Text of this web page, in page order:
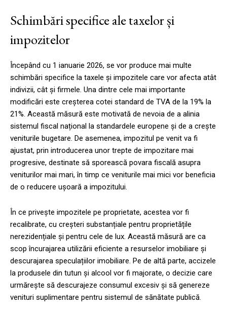
Schimbări specifice ale taxelor și
impozitelor
Începând cu 1 ianuarie 2026, se vor produce mai multe
schimbări specifice la taxele și impozitele care vor afecta atât
indivizii, cât și firmele. Una dintre cele mai importante
modificări este creșterea cotei standard de TVA de la 19% la
21%. Această măsură este motivată de nevoia de a alinia
sistemul fiscal național la standardele europene și de a crește
veniturile bugetare. De asemenea, impozitul pe venit va fi
ajustat, prin introducerea unor trepte de impozitare mai
progresive, destinate să sporească povara fiscală asupra
veniturilor mai mari, în timp ce veniturile mai mici vor beneficia
de o reducere ușoară a impozitului.
În ce privește impozitele pe proprietate, acestea vor fi
recalibrate, cu creșteri substanțiale pentru proprietățile
nerezidențiale și pentru cele de lux. Această măsură are ca
scop încurajarea utilizării eficiente a resurselor imobiliare și
descurajarea speculațiilor imobiliare. Pe de altă parte, accizele
la produsele din tutun și alcool vor fi majorate, o decizie care
urmărește să descurajeze consumul excesiv și să genereze
venituri suplimentare pentru sistemul de sănătate publică.